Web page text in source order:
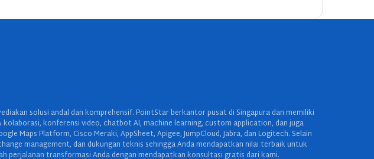
solusi andal dan komprehensif. PointStar berkantor pusat di Singapura dan memiliki
konferensi video, chatbot AI, machine learning, custom application, dan juga
Maps Platform, Cisco Meraki, AppSheet, Apigee, JumpCloud, Jabra, dan Logitech. Selain
management, dan dukungan teknis sehingga Anda mendapatkan nilai terbaik untuk
perjalanan transformasi Anda dengan mendapatkan konsultasi gratis dari kami.